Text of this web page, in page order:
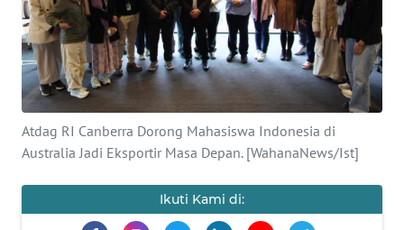
Atdag RI Canberra Dorong Mahasiswa Indonesia di
Australia Jadi Eksportir Masa Depan. [WahanaNews/Ist]
Ikuti Kami di:
INTERNASIONAL
SERBA-SERBI
PENDIDIKAN
OLAHRAGA
OPINI